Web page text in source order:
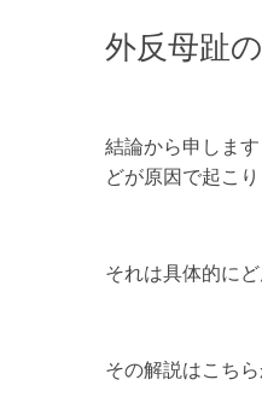
外反母趾
結論から申しま
どが原因で起こり
それは具体的に
その解説はこち